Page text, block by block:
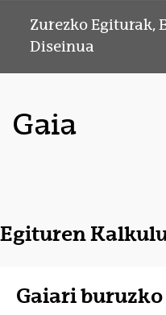
Zurezko Egiturak,
Diseinua
Gaia
Egituren
Gaiari